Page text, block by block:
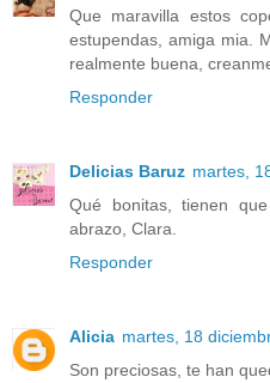
Que maravilla estos
estupendas, amiga mia.
realmente buena,
Responder
Delicias Baruz martes,
Qué bonitas, tienen
abrazo, Clara.
Responder
Alicia martes, 18
Son preciosas, te han